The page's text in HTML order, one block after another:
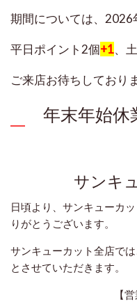
期間については、
平日ポイント2個+1、
ご来店お待ちしており
年末年始休
サンキ
日頃より、サンキューカ
りがとうございます。
サンキューカット全店で
とさせていただきます。
【